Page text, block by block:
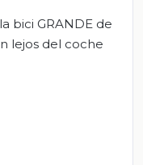
bici GRANDE de
lejos del coche